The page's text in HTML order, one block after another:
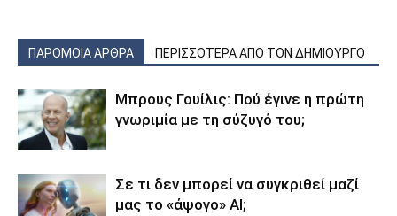
ΠΑΡΟΜΟΙΑ ΑΡΘΡΑ ΠΕΡΙΣΣΟΤΕΡΑ ΑΠΟ ΤΟΝ ΔΗΜΙΟΥΡΓΟ
Μπρους Γουίλις: Πού έγινε η πρώτη
γνωριμία με τη σύζυγό του;
Σε τι δεν μπορεί να συγκριθεί μαζί
μας το «άψογο» AI;